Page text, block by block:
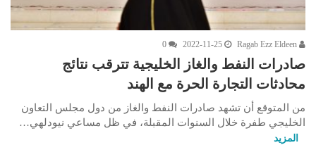
2022-11-25
0
صادرات النفط والغاز الخليجية تترقب نتائج
محادثات التجارة الحرة مع الهند
من المتوقع أن تشهد صادرات النفط والغاز من دول مجلس التعاون
الخليجي طفرة خلال السنوات المقبلة، في ظل مساعي نيودلهي…
المزيد